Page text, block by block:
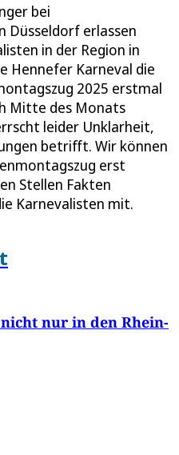
bei
Düsseldorf erlassen
in der Region in
Hennefer Karneval die
2025 erstmal
Mitte des Monats
leider Unklarheit,
betrifft. Wir können
erst
Stellen Fakten
Karnevalisten mit.
nur in den Rhein-